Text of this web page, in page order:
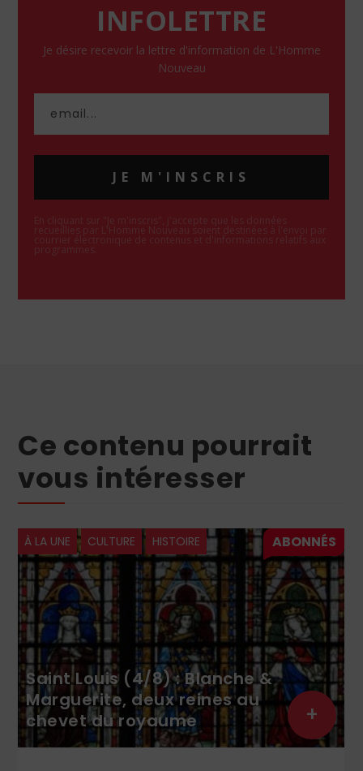
INFOLETTRE
Je désire recevoir la lettre d'information de L'Homme
Nouveau
JE M'INSCRIS
En cliquant sur "Je m'inscris", j'accepte que les données
recueillies par L'Homme Nouveau soient destinées à l'envoi par
courrier électronique de contenus et d'informations relatifs aux
programmes.
Ce contenu pourrait
vous intéresser
À LA UNE CULTURE HISTOIRE
Saint Louis (4/8) : Blanche &
Marguerite, deux reines au
chevet du royaume
+